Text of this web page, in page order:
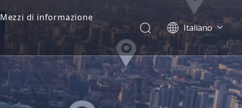
Mezzi di informazione
Italiano
Dansk
norsk språk
한국어
日本語
Deutsch